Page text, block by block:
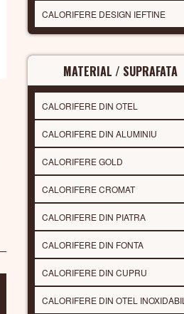
CALORIFERE DESIGN IEFTINE
MATERIAL / SUPRAFATA
CALORIFERE DIN OTEL
CALORIFERE DIN ALUMINIU
CALORIFERE GOLD
CALORIFERE CROMAT
CALORIFERE DIN PIATRA
CALORIFERE DIN FONTA
CALORIFERE DIN CUPRU
CALORIFERE DIN OTEL INOXIDABIL